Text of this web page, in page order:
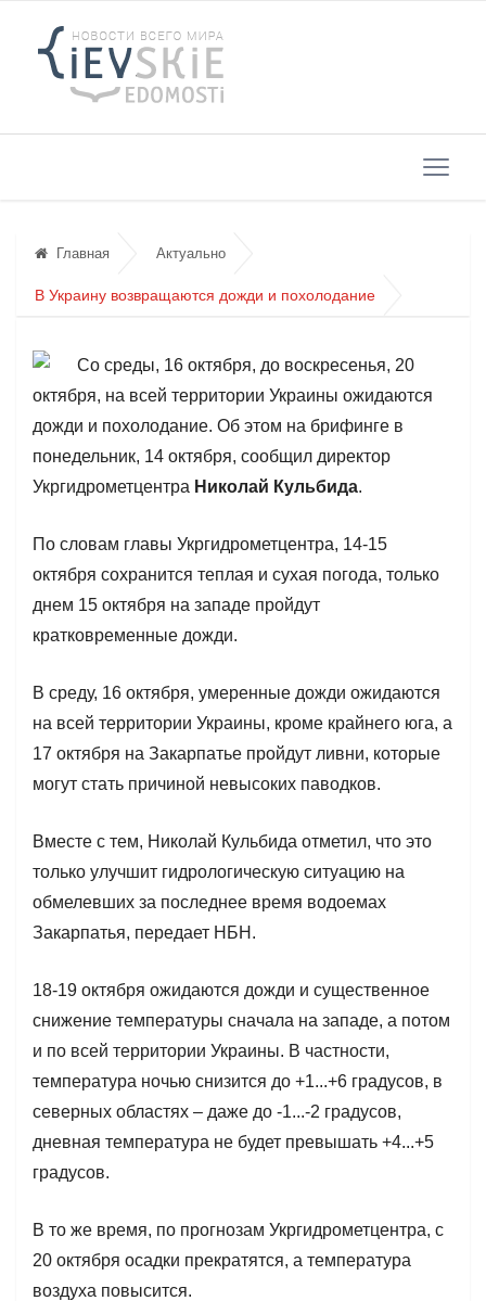
Главная Актуально
В Украину возвращаются дожди и похолодание
Со среды, 16 октября, до воскресенья, 20
октября, на всей территории Украины ожидаются
дожди и похолодание. Об этом на брифинге в
понедельник, 14 октября, сообщил директор
Укргидрометцентра Николай Кульбида.
По словам главы Укргидрометцентра, 14-15
октября сохранится теплая и сухая погода, только
днем 15 октября на западе пройдут
кратковременные дожди.
В среду, 16 октября, умеренные дожди ожидаются
на всей территории Украины, кроме крайнего юга, а
17 октября на Закарпатье пройдут ливни, которые
могут стать причиной невысоких паводков.
Вместе с тем, Николай Кульбида отметил, что это
только улучшит гидрологическую ситуацию на
обмелевших за последнее время водоемах
Закарпатья, передает НБН.
18-19 октября ожидаются дожди и существенное
снижение температуры сначала на западе, а потом
и по всей территории Украины. В частности,
температура ночью снизится до +1...+6 градусов, в
северных областях – даже до -1...-2 градусов,
дневная температура не будет превышать +4...+5
градусов.
В то же время, по прогнозам Укргидрометцентра, с
20 октября осадки прекратятся, а температура
воздуха повысится.